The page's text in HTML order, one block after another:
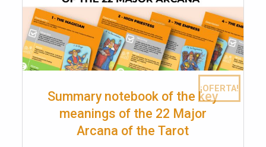
Summary notebook of the key
meanings of the 22 Major
Arcana of the Tarot
¡OFERTA!